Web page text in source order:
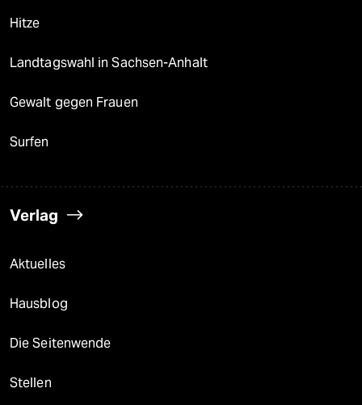
Hitze
Landtagswahl in Sachsen-Anhalt
Gewalt gegen Frauen
Surfen
Verlag
Aktuelles
Hausblog
Die Seitenwende
Stellen